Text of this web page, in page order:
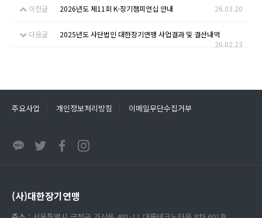
이전글 2026년도 제11회 K-장기챔피언십 안내 26.03.20
다음글
2025년도 사단법인 대한장기연맹 사업결과 및 결산내역
26.02.23
주요사업 개인정보처리방침 이메일무단수집거부
(사)대한장기연맹